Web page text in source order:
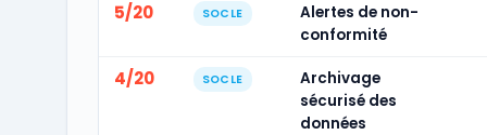
5/20 SOCLE
Alertes de non-
conformité
4/20 SOCLE
Archivage
sécurisé des
données